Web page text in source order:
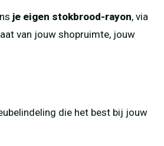
je eigen stokbrood-rayon, via
van jouw shopruimte, jouw
die het best bij jouw